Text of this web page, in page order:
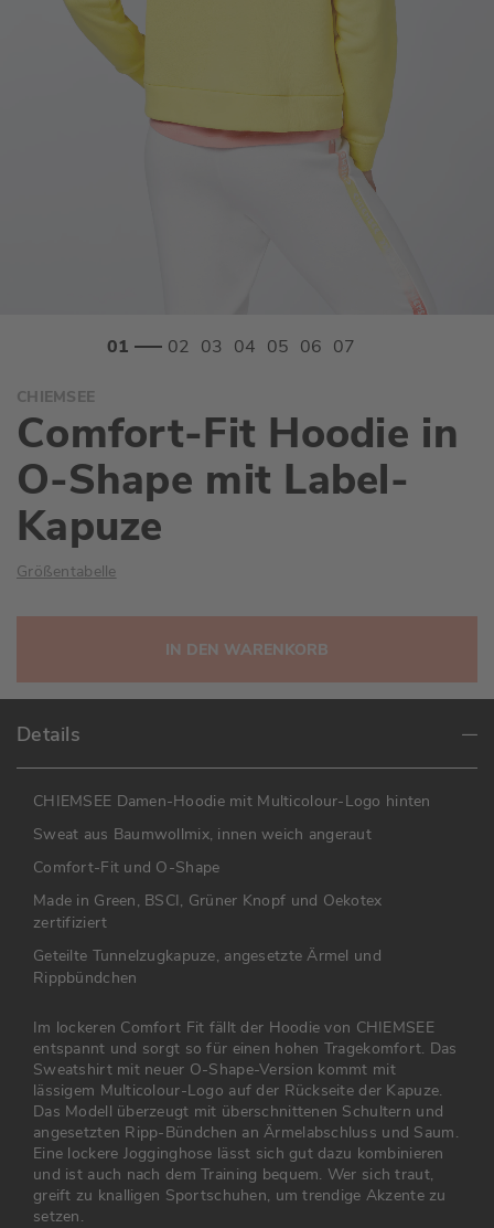
Anfang
der
Bildgalerie
springen
CHIEMSEE
Comfort-Fit Hoodie in
O-Shape mit Label-
Kapuze
Größentabelle
IN DEN WARENKORB
Details
CHIEMSEE Damen-Hoodie mit Multicolour-Logo hinten
Sweat aus Baumwollmix, innen weich angeraut
Comfort-Fit und O-Shape
Made in Green, BSCI, Grüner Knopf und Oekotex
zertifiziert
Geteilte Tunnelzugkapuze, angesetzte Ärmel und
Rippbündchen
Im lockeren Comfort Fit fällt der Hoodie von CHIEMSEE
entspannt und sorgt so für einen hohen Tragekomfort. Das
Sweatshirt mit neuer O-Shape-Version kommt mit
lässigem Multicolour-Logo auf der Rückseite der Kapuze.
Das Modell überzeugt mit überschnittenen Schultern und
angesetzten Ripp-Bündchen an Ärmelabschluss und Saum.
Eine lockere Jogginghose lässt sich gut dazu kombinieren
und ist auch nach dem Training bequem. Wer sich traut,
greift zu knalligen Sportschuhen, um trendige Akzente zu
setzen.